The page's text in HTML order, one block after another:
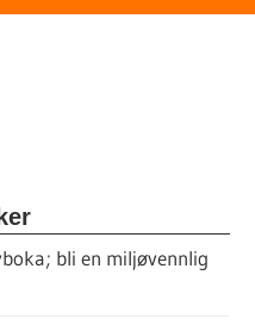
bli en miljøvennlig